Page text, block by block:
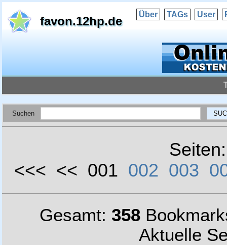
favon.12hp.de Über TAGs User
Suchen
<<< << 001 002 003
Gesamt: 358
Aktuelle